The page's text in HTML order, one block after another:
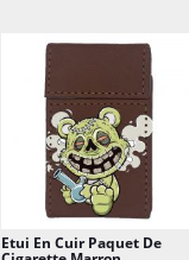
Etui En Cuir Paquet De